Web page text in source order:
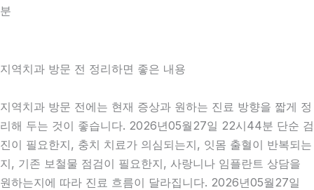
분
지역치과 방문 전 정리하면 좋은 내용
지역치과 방문 전에는 현재 증상과 원하는 진료 방향을 짧게 정
리해 두는 것이 좋습니다. 2026년05월27일 22시44분 단순 검
진이 필요한지, 충치 치료가 의심되는지, 잇몸 출혈이 반복되는
지, 기존 보철물 점검이 필요한지, 사랑니나 임플란트 상담을
원하는지에 따라 진료 흐름이 달라집니다. 2026년05월27일